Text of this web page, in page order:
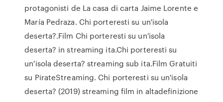
protagonisti de La casa di carta Jaime Lorente e
María Pedraza. Chi porteresti su un'isola
deserta?.Film Chi porteresti su un'isola
deserta? in streaming ita.Chi porteresti su
un'isola deserta? streaming sub ita.Film Gratuiti
su PirateStreaming. Chi porteresti su un'isola
deserta? (2019) streaming film in altadefinizione